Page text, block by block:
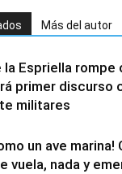
Más del autor
la Espriella
primer discurso
militares
un ave
vuela, nada y